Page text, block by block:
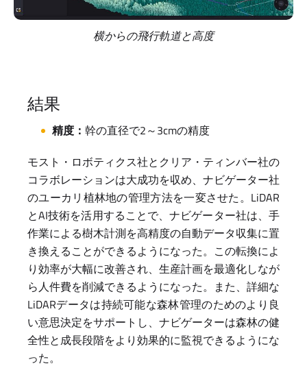
横からの飛行軌道と高度
結果
精度： 幹の直径で2～3cmの精度
モスト・ロボティクス社とクリア・ティンバー社の
コラボレーションは大成功を収め、ナビゲーター社
のユーカリ植林地の管理方法を一変させた。LiDAR
とAI技術を活用することで、ナビゲーター社は、手
作業による樹木計測を高精度の自動データ収集に置
き換えることができるようになった。この転換によ
り効率が大幅に改善され、生産計画を最適化しなが
ら人件費を削減できるようになった。また、詳細な
LiDARデータは持続可能な森林管理のためのより良
い意思決定をサポートし、ナビゲーターは森林の健
全性と成長段階をより効果的に監視できるようにな
った。